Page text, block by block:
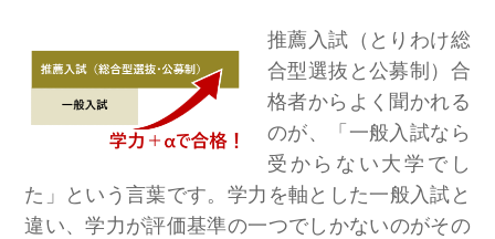
推薦入試（とりわけ総
合型選抜と公募制）合
格者からよく聞かれる
のが、「一般入試なら
受からない大学でし
た」という言葉です。学力を軸とした一般入試と
違い、学力が評価基準の一つでしかないのがその